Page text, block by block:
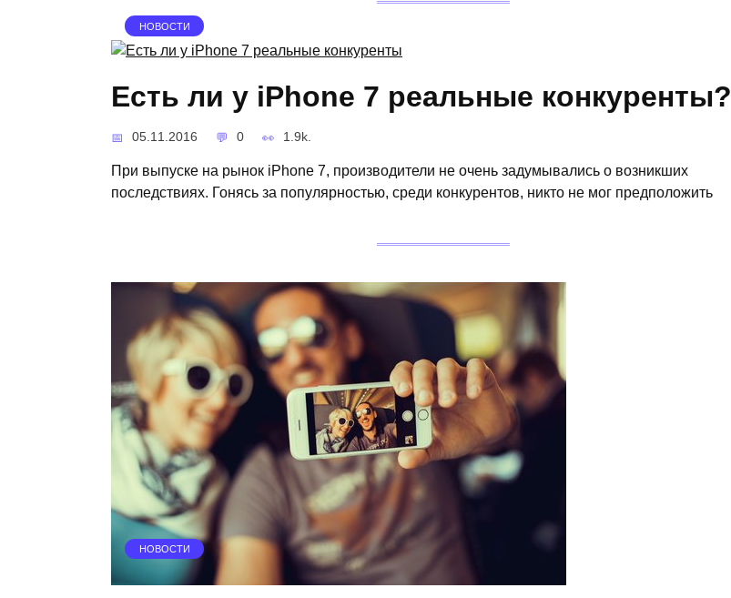
НОВОСТИ
Есть ли у iPhone 7 реальные конкуренты?
05.11.2016 0 1.9k.
При выпуске на рынок iPhone 7, производители не очень задумывались о возникших
последствиях. Гонясь за популярностью, среди конкурентов, никто не мог предположить
НОВОСТИ